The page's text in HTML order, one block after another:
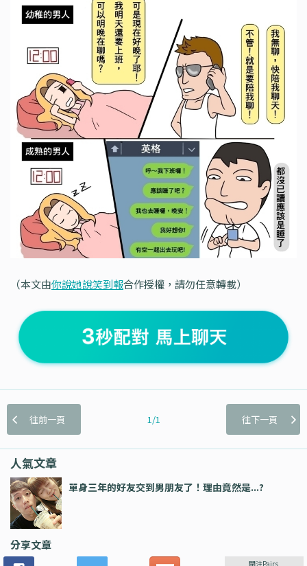
（本文由你說她說笑到報合作授權，請勿任意轉載）
往前一頁 1/1 往下一頁
人氣文章
單身三年的好友交到男朋友了！理由竟然是...?
分享文章
關注Pairs